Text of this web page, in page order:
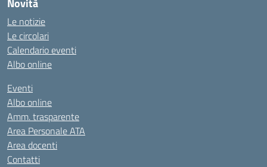
Novità
Le notizie
Le circolari
Calendario eventi
Albo online
Eventi
Albo online
Amm. trasparente
Area Personale ATA
Area docenti
Contatti